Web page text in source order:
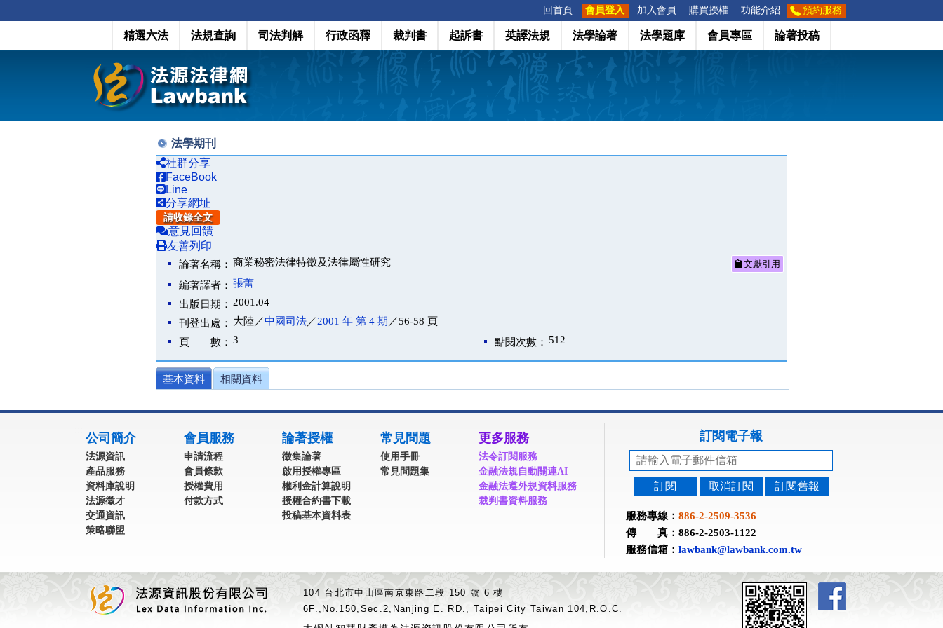
回首頁 會員登入 加入會員 購買授權 功能介紹 預約服務
精選六法 法規查詢 司法判解 行政函釋 裁判書 起訴書 英譯法規 法學論著 法學題庫 會員專區 論著投稿
法學期刊
社群分享
FaceBook
Line
分享網址
請收錄全文
意見回饋
友善列印
論著名稱： 商業秘密法律特徵及法律屬性研究 文獻引用
編著譯者： 張蕾
出版日期： 2001.04
刊登出處： 大陸／中國司法／2001 年 第 4 期 ／56-58 頁
頁 數： 3 點閱次數： 512
基本資料 相關資料
公司簡介
法源資訊
產品服務
資料庫說明
法源徵才
交通資訊
策略聯盟
會員服務
申請流程
會員條款
授權費用
付款方式
論著授權
徵集論著
啟用授權專區
權利金計算說明
授權合約書下載
投稿基本資料表
常見問題
使用手冊
常見問題集
更多服務
法令訂閱服務
金融法規自動關連AI
金融法遵外規資料服務
裁判書資料服務
訂閱電子報
訂閱 取消訂閱 訂閱舊報
服務專線： 886-2-2509-3536
傳 真：886-2-2503-1122
服務信箱： lawbank@lawbank.com.tw
104 台北市中山區南京東路二段 150 號 6 樓
6F.,No.150,Sec.2,Nanjing E. RD., Taipei City Taiwan 104,R.O.C.